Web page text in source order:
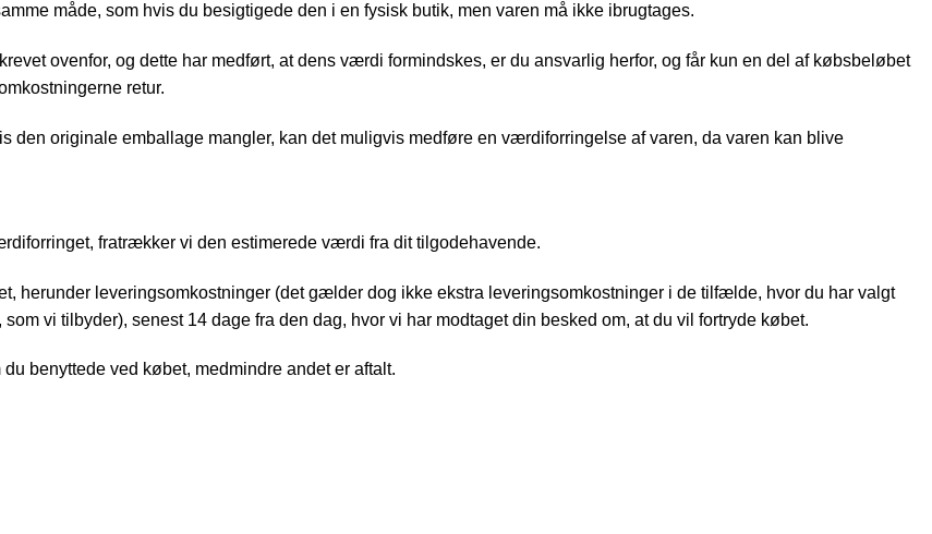
måde, som hvis du besigtigede den i en fysisk butik, men varen må ikke ibrugtages.
ovenfor, og dette har medført, at dens værdi formindskes, er du ansvarlig herfor, og får kun en del af købsbeløbet
retur.
den originale emballage mangler, kan det muligvis medføre en værdiforringelse af varen, da varen kan blive
fratrækker vi den estimerede værdi fra dit tilgodehavende.
herunder leveringsomkostninger (det gælder dog ikke ekstra leveringsomkostninger i de tilfælde, hvor du har valgt
vi tilbyder), senest 14 dage fra den dag, hvor vi har modtaget din besked om, at du vil fortryde købet.
benyttede ved købet, medmindre andet er aftalt.